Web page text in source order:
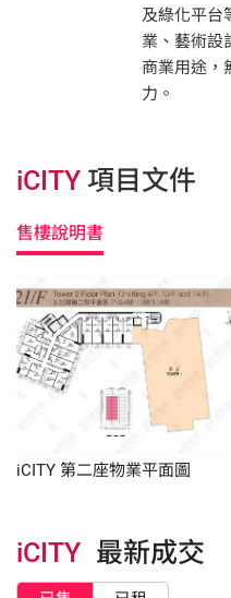
及綠化平台
業、藝術設
商業用途，
力。
iCITY 項目文件
售樓說明書
iCITY 第二座物業平面圖
iCITY 最新成交